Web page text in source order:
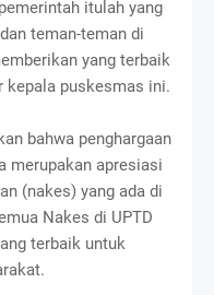
itulah yang
teman-teman di
yang terbaik
kepala puskesmas ini.
bahwa penghargaan
merupakan apresiasi
(nakes) yang ada di
Nakes di UPTD
terbaik untuk